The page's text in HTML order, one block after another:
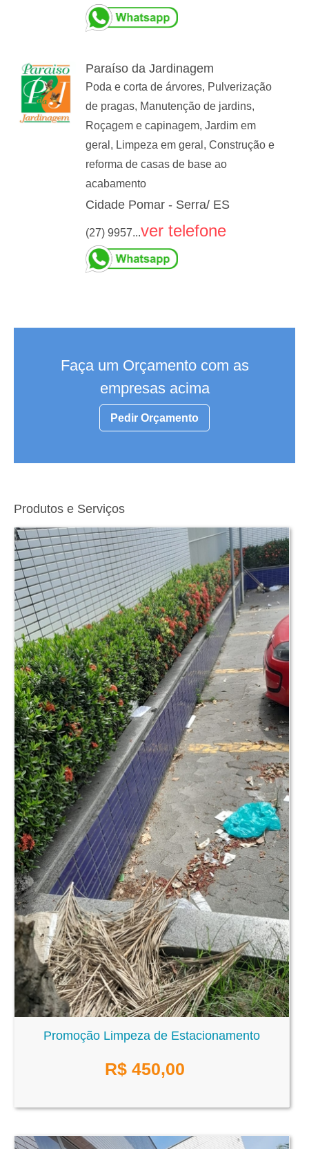
Paraíso da Jardinagem
Poda e corta de árvores, Pulverização
de pragas, Manutenção de jardins,
Roçagem e capinagem, Jardim em
geral, Limpeza em geral, Construção e
reforma de casas de base ao
acabamento
Cidade Pomar - Serra/ ES
(27) 9957...ver telefone
Faça um Orçamento com as
empresas acima
Pedir Orçamento
Produtos e Serviços
Promoção Limpeza de Estacionamento
R$ 450,00